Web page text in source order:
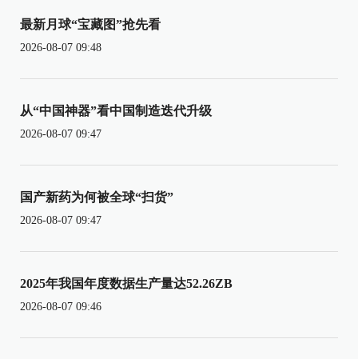
最新月球“宝藏图”抢先看
2026-08-07 09:48
从“中国神器”看中国制造迭代升级
2026-08-07 09:47
国产新药为何被全球“扫货”
2026-08-07 09:47
2025年我国年度数据生产量达52.26ZB
2026-08-07 09:46